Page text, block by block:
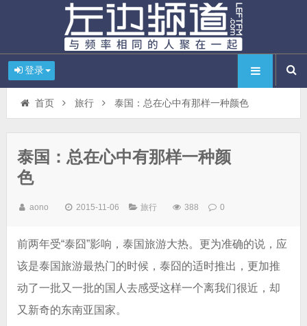
登录
首页 旅行 泰国：总在心中有那样一种颜色
泰国：总在心中有那样一种颜
色
aono 2015-11-06 旅行 388 0
前两年受“泰囧”影响，泰国旅游大热。更为准确的说，应
该是泰国旅游最热门的时候，泰囧的适时推出，更加推
动了一批又一批的国人去感受这样一个离我们很近，却
又新奇的东南亚国家。